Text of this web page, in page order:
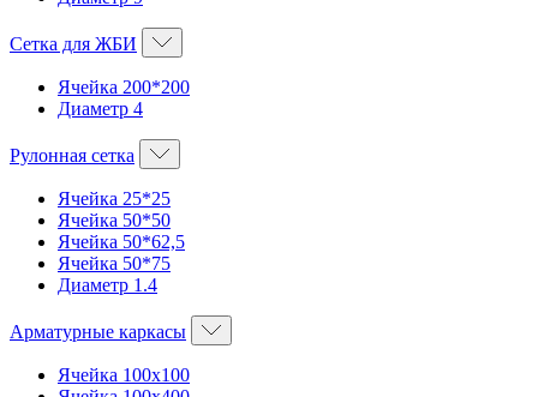
Сетка для ЖБИ
Ячейка 200*200
Диаметр 4
Рулонная сетка
Ячейка 25*25
Ячейка 50*50
Ячейка 50*62,5
Ячейка 50*75
Диаметр 1.4
Арматурные каркасы
Ячейка 100х100